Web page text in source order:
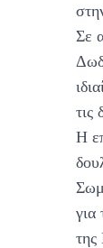
Σε
τις
Η
για
της